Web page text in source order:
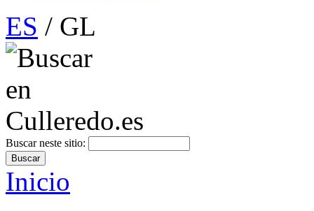
ES / GL
Buscar neste sitio:
Inicio